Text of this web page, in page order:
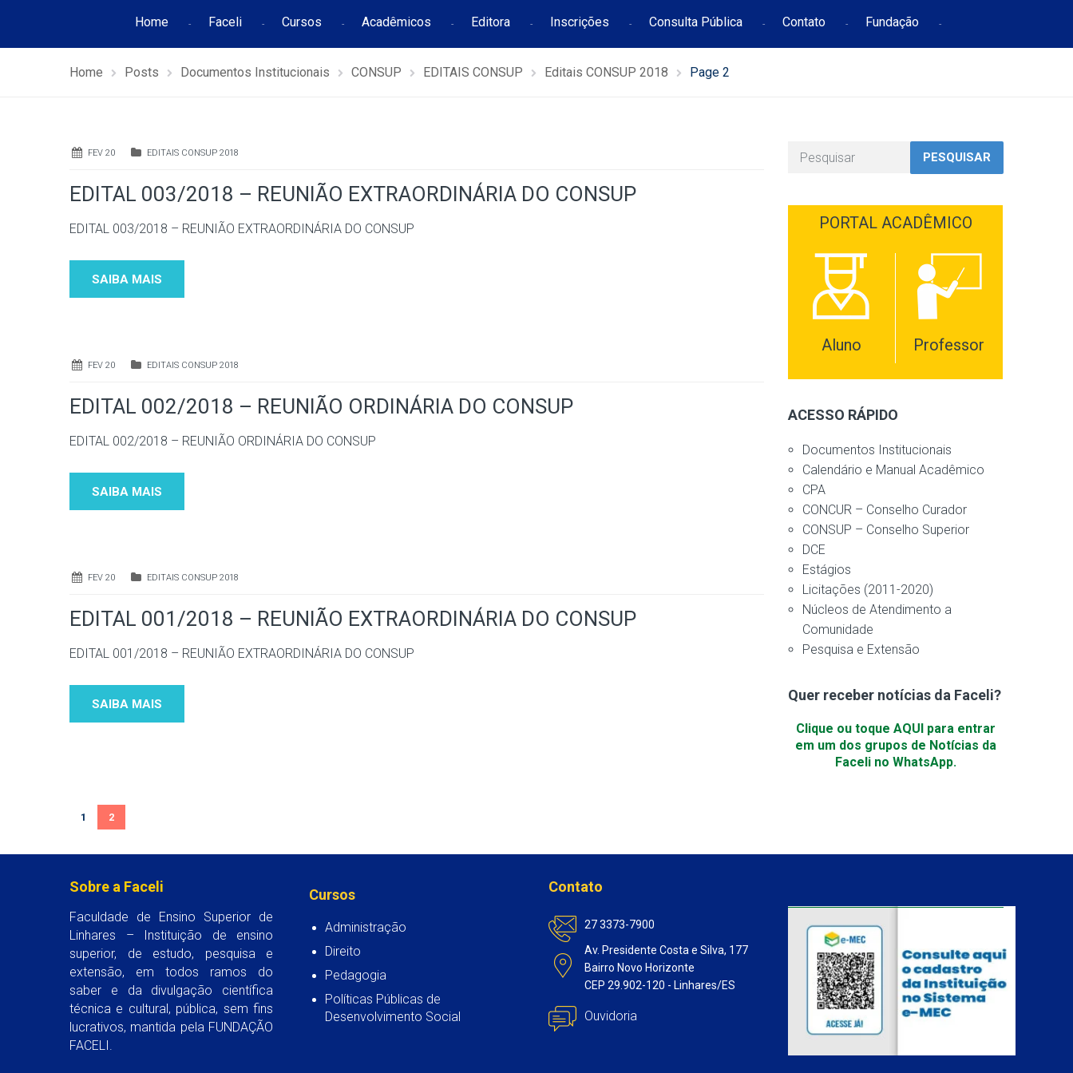
Home Faceli Cursos Acadêmicos Editora Inscrições Consulta Pública Contato Fundação
Home Posts Documentos Institucionais CONSUP EDITAIS CONSUP Editais CONSUP 2018 Page 2
FEV 20 EDITAIS CONSUP 2018
EDITAL 003/2018 – REUNIÃO EXTRAORDINÁRIA DO CONSUP
EDITAL 003/2018 – REUNIÃO EXTRAORDINÁRIA DO CONSUP
SAIBA MAIS
FEV 20 EDITAIS CONSUP 2018
EDITAL 002/2018 – REUNIÃO ORDINÁRIA DO CONSUP
EDITAL 002/2018 – REUNIÃO ORDINÁRIA DO CONSUP
SAIBA MAIS
FEV 20 EDITAIS CONSUP 2018
EDITAL 001/2018 – REUNIÃO EXTRAORDINÁRIA DO CONSUP
EDITAL 001/2018 – REUNIÃO EXTRAORDINÁRIA DO CONSUP
SAIBA MAIS
1 2
PESQUISAR
PORTAL ACADÊMICO
Aluno Professor
ACESSO RÁPIDO
Documentos Institucionais
Calendário e Manual Acadêmico
CPA
CONCUR – Conselho Curador
CONSUP – Conselho Superior
DCE
Estágios
Licitações (2011-2020)
Núcleos de Atendimento a
Comunidade
Pesquisa e Extensão
Quer receber notícias da Faceli?
Clique ou toque AQUI para entrar
em um dos grupos de Notícias da
Faceli no WhatsApp.
Sobre a Faceli
Faculdade de Ensino Superior de
Linhares – Instituição de ensino
superior, de estudo, pesquisa e
extensão, em todos ramos do
saber e da divulgação científica
técnica e cultural, pública, sem fins
lucrativos, mantida pela FUNDAÇÃO
FACELI.
Cursos
Administração
Direito
Pedagogia
Políticas Públicas de
Desenvolvimento Social
Contato
27 3373-7900
Av. Presidente Costa e Silva, 177
Bairro Novo Horizonte
CEP 29.902-120 - Linhares/ES
Ouvidoria